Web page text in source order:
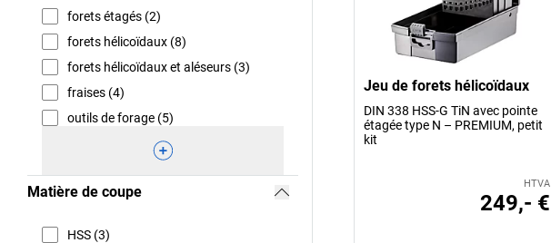
forets étagés (2)
forets hélicoïdaux (8)
forets hélicoïdaux et aléseurs (3)
fraises (4)
outils de forage (5)
Matière de coupe
HSS (3)
Jeu de forets hélicoïdaux
DIN 338 HSS-G TiN avec pointe
étagée type N – PREMIUM, petit
kit
HTVA
249,- €